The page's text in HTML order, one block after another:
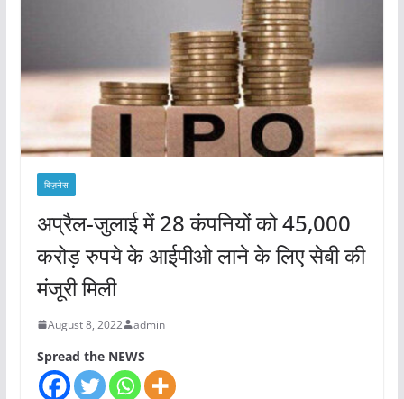
बिज़नेस
अप्रैल-जुलाई में 28 कंपनियों को 45,000
करोड़ रुपये के आईपीओ लाने के लिए सेबी की
मंजूरी मिली
August 8, 2022 admin
Spread the NEWS